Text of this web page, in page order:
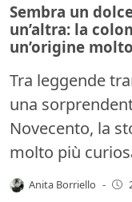
Sembra un
un’altra: la
un’origine
Tra leggende
una
Novecento, la
molto più
Anita Borriello -